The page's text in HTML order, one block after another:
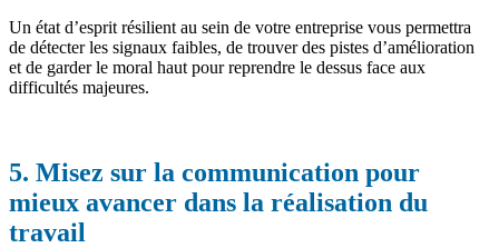
Un état d’esprit résilient au sein de votre entreprise vous permettra
de détecter les signaux faibles, de trouver des pistes d’amélioration
et de garder le moral haut pour reprendre le dessus face aux
difficultés majeures.
5. Misez sur la communication pour
mieux avancer dans la réalisation du
travail